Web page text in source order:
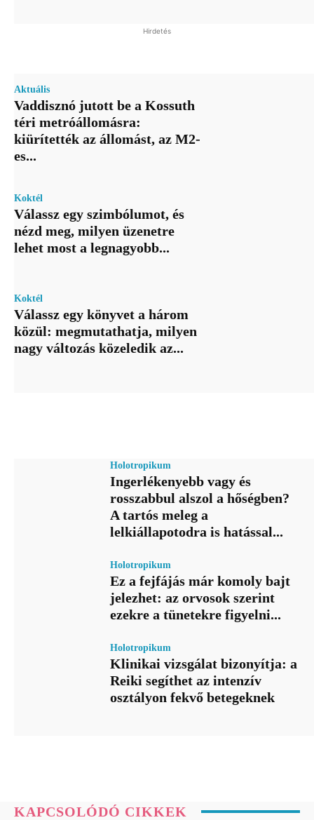
Hirdetés
Aktuális
Vaddisznó jutott be a Kossuth
téri metróállomásra:
kiürítették az állomást, az M2-
es...
Koktél
Válassz egy szimbólumot, és
nézd meg, milyen üzenetre
lehet most a legnagyobb...
Koktél
Válassz egy könyvet a három
közül: megmutathatja, milyen
nagy változás közeledik az...
Holotropikum
Ingerlékenyebb vagy és
rosszabbul alszol a hőségben?
A tartós meleg a
lelkiállapotodra is hatással...
Holotropikum
Ez a fejfájás már komoly bajt
jelezhet: az orvosok szerint
ezekre a tünetekre figyelni...
Holotropikum
Klinikai vizsgálat bizonyítja: a
Reiki segíthet az intenzív
osztályon fekvő betegeknek
KAPCSOLÓDÓ CIKKEK